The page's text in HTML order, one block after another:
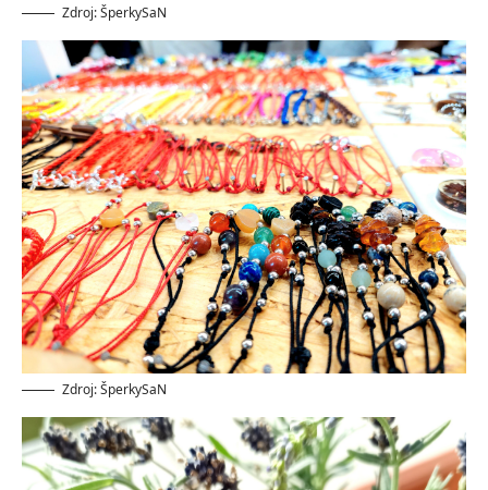
Zdroj: ŠperkySaN
Zdroj: ŠperkySaN